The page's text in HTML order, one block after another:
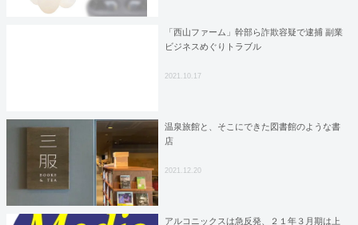
「西山ファーム」幹部ら詐欺容疑で逮捕 副業
ビジネスめぐりトラブル
2021.10.17
温泉旅館と、そこにできた図書館のような書
店
2021.12.20
アルコニックスは急反発、２１年３月期は上